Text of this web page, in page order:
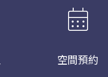
calendar_month
空間預約